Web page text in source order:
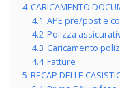
4 CARICAMENTO
4.1 APE pre/post e
4.2 Polizza
4.3 Caricamento
4.4 Fatture
5 RECAP DELLE